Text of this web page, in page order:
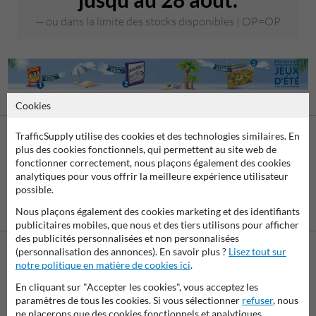
ou dans la limite des stocks disponibles | OP=OP
bancaire SEPA
facture
Contactez-nous
Nous sommes joignables les jours ouvrables (de 8.00 à 17.00) au
04 2957 647.
Cookies
TrafficSupply utilise des cookies et des technologies similaires. En
plus des cookies fonctionnels, qui permettent au site web de
fonctionner correctement, nous plaçons également des cookies
analytiques pour vous offrir la meilleure expérience utilisateur
possible.
Nous plaçons également des cookies marketing et des identifiants
publicitaires mobiles, que nous et des tiers utilisons pour afficher
des publicités personnalisées et non personnalisées
(personnalisation des annonces). En savoir plus ? Lisez tout sur
notre politique en matière de cookies ici.
En cliquant sur "Accepter les cookies", vous acceptez les
paramètres de tous les cookies. Si vous sélectionner refuser, nous
ne placerons que des cookies fonctionnels et analytiques.